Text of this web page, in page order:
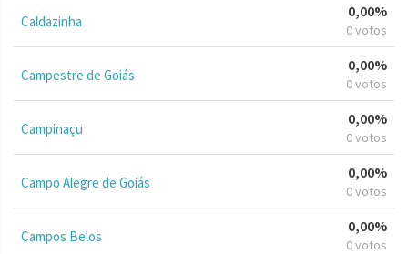
Caldazinha
0,00%
0 votos
Campestre de Goiás
0,00%
0 votos
Campinaçu
0,00%
0 votos
Campo Alegre de Goiás
0,00%
0 votos
Campos Belos
0,00%
0 votos